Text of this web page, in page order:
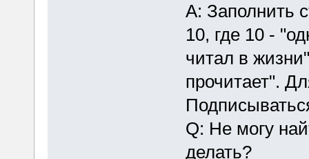
A: Заполнить
10, где 10 -
читал в
прочитает".
Q: Не могу
делать?